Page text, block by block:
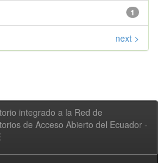
1
next >
integrado a la Red de
de Acceso Abierto del Ecuador -